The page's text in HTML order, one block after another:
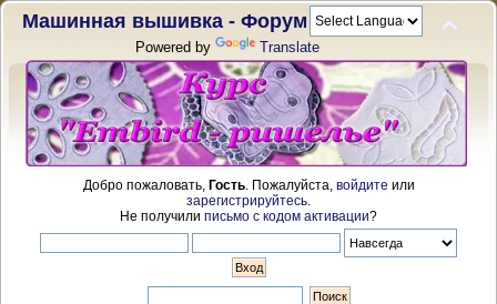
Машинная вышивка - Форум
Powered by Translate
Добро пожаловать, Гость. Пожалуйста, войдите или
зарегистрируйтесь
Не получили письмо с кодом активации?